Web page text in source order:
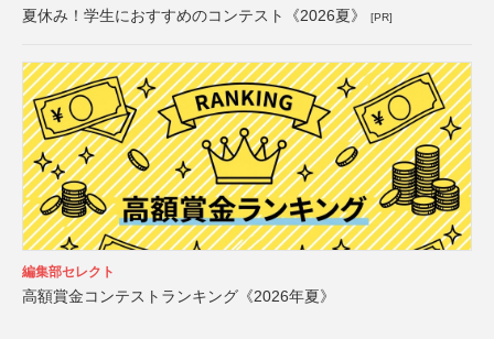
夏休み！学生におすすめのコンテスト《2026夏》 [PR]
編集部セレクト
高額賞金コンテストランキング《2026年夏》